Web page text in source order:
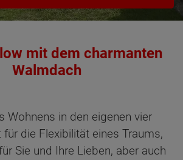
mit dem charmanten
Walmdach
Wohnens in den eigenen vier
die Flexibilität eines Traums,
Sie und Ihre Lieben, aber auch